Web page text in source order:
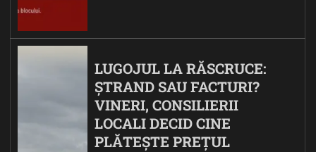
LUGOJUL LA RĂSCRUCE:
ȘTRAND SAU FACTURI?
VINERI, CONSILIERII
LOCALI DECID CINE
PLĂTEȘTE PREȚUL